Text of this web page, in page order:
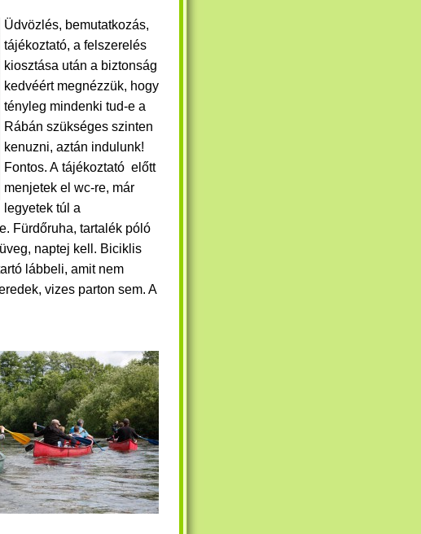
Üdvözlés, bemutatkozás,
tájékoztató, a felszerelés
kiosztása után a biztonság
kedvéért megnézzük, hogy
tényleg mindenki tud-e a
Rábán szükséges szinten
kenuzni, aztán indulunk!
Fontos. A tájékoztató előtt
menjetek el wc-re, már
legyetek túl a
Fürdőruha, tartalék póló
naptej kell. Biciklis
lábbeli, amit nem
vizes parton sem. A